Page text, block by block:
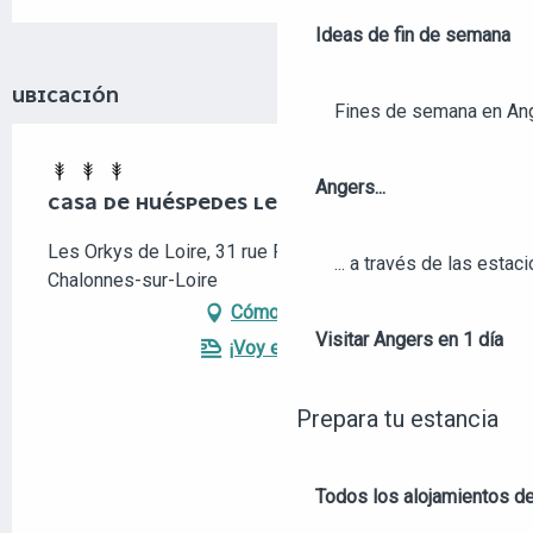
Ideas de fin de semana
Fines de semana en
Angers...
... a través de las
Visitar Angers en 1 día
Prepara tu estancia
Todos los alojamientos
UBICACIÓN
CASA DE HUÉSPEDES LES ORKYS DE LOIRE
Les Orkys de Loire, 31 rue Félix Faure, 49290
Chalonnes-sur-Loire
Cómo llegar
¡Voy en tren!